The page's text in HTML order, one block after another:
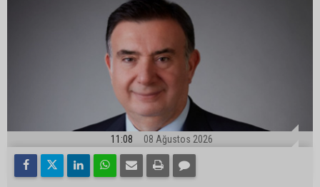
11:08 08 Ağustos 2026